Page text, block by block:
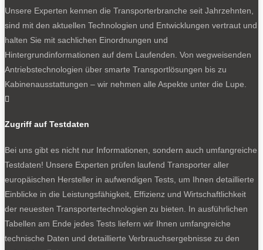
Unsere Experten kennen die Transporterbranche seit Jahrzehnten,
sind mit den aktuellen Technologien und Entwicklungen vertraut und
halten Sie mit sachlichen Einordnungen und
Hintergrundinformationen auf dem Laufenden. Von wegweisenden
Antriebstechnologien über smarte Transportlösungen bis zu
Kabinenausstattungen – wir nehmen alle Aspekte unter die Lupe.

Zugriff auf Testdaten
Bei uns gibt es nicht nur Informationen, sondern auch umfangreiche
Testdaten! Unsere Experten prüfen laufend Transporter aller
europäischen Hersteller in aufwendigen Tests, um Ihnen detaillierte
Einblicke in die Leistungsfähigkeit, Effizienz und Wirtschaftlichkeit
der neuesten Transportertechnologien zu bieten. In ausführlichen
Tabellen am Ende jedes Tests liefern wir Ihnen umfangreiche
technische Daten und detaillierte Verbrauchsergebnisse zu den